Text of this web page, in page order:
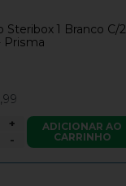
Steribox 1 Branco C/2
Prisma
-
+
ADICIONAR AO
CARRINHO